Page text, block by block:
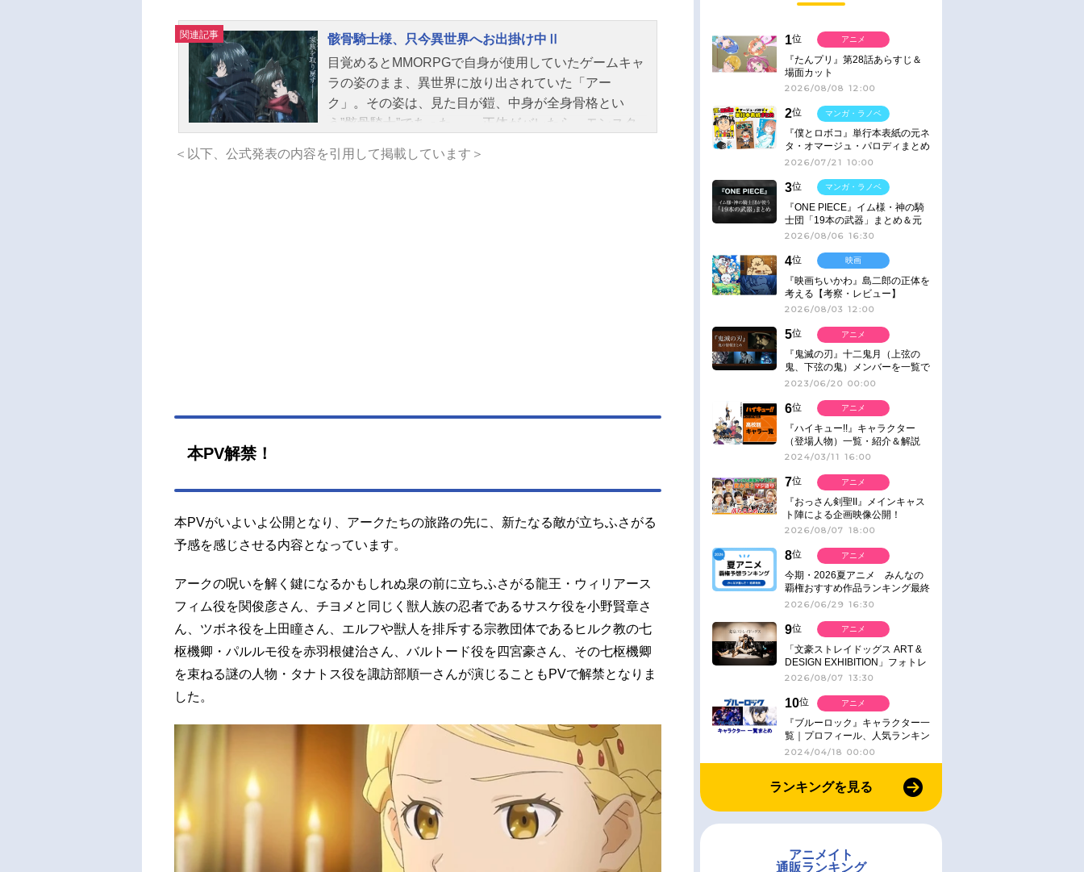
関連記事
骸骨騎士様、只今異世界へお出掛け中Ⅱ
目覚めるとMMORPGで自身が使用していたゲームキャ
ラの姿のまま、異世界に放り出されていた「アー
ク」。その姿は、見た目が鎧、中身が全身骨格とい
う”骸骨騎士”であった。──正体がバレたら、モンスタ
目立たないよう傭兵として過ごすことを決意する。だ
河西健吾セトリオン：白石稔...
＜以下、公式発表の内容を引用して掲載しています＞
本PV解禁！
本PVがいよいよ公開となり、アークたちの旅路の先に、新たなる敵が立ちふさがる
予感を感じさせる内容となっています。
アークの呪いを解く鍵になるかもしれぬ泉の前に立ちふさがる龍王・ウィリアース
フィム役を関俊彦さん、チヨメと同じく獣人族の忍者であるサスケ役を小野賢章さ
ん、ツボネ役を上田瞳さん、エルフや獣人を排斥する宗教団体であるヒルク教の七
枢機卿・パルルモ役を赤羽根健治さん、バルトード役を四宮豪さん、その七枢機卿
を束ねる謎の人物・タナトス役を諏訪部順一さんが演じることもPVで解禁となりま
した。
1位
『たんプリ』第28話あらすじ＆
場面カット
2026/08/08 12:00
アニメ
2位
『僕とロボコ』単行本表紙の元ネ
タ・オマージュ・パロディまとめ
2026/07/21 10:00
マンガ・ラノベ
3位
『ONE PIECE』イム様・神の騎
士団「19本の武器」まとめ＆元
ネタ
2026/08/06 16:30
マンガ・ラノベ
4位
『映画ちいかわ』島二郎の正体を
考える【考察・レビュー】
2026/08/03 12:00
映画
5位
『鬼滅の刃』十二鬼月（上弦の
鬼、下弦の鬼）メンバーを一覧で
紹介＆解説（登場鬼の情報まと
2023/06/20 00:00
アニメ
6位
『ハイキュー!!』キャラクター
（登場人物）一覧・紹介＆解説
2024/03/11 16:00
アニメ
7位
『おっさん剣聖II』メインキャス
ト陣による企画映像公開！
2026/08/07 18:00
アニメ
8位
今期・2026夏アニメ みんなの
覇権おすすめ作品ランキング最終
結果発表！
2026/06/29 16:30
アニメ
9位
「文豪ストレイドッグス ART &
DESIGN EXHIBITION」フォトレ
ポート
2026/08/07 13:30
アニメ
10位
『ブルーロック』キャラクター一
覧｜プロフィール、人気ランキン
グ、キャラソン、診断など気にな
る情報まとめ
2024/04/18 00:00
アニメ
ランキングを見る
アニメイト
通販ランキング